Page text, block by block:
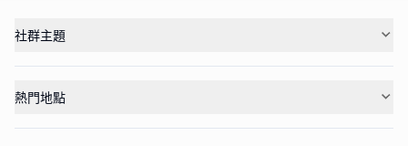
社群主題
熱門地點